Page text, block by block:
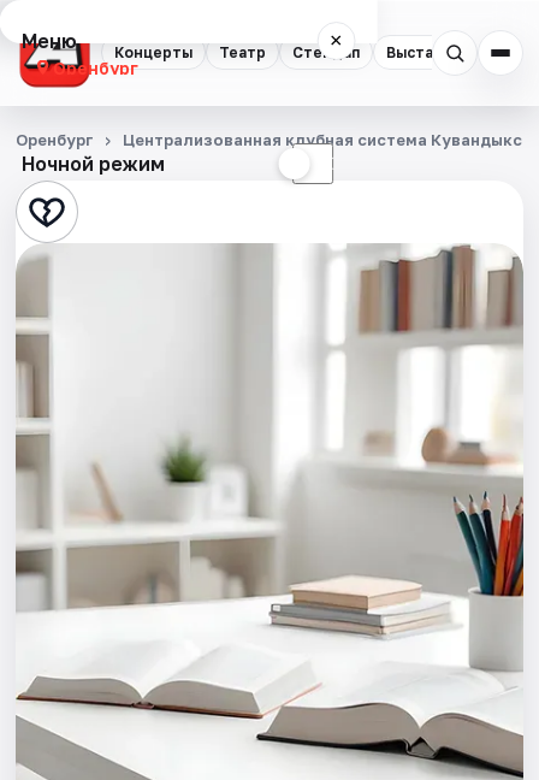
Концерты Театр Стендап Выставки
Меню ×
Оренбург
Концерты
Театр
Стендап
Спорт
События
Города
Артисты
Рейтинги
Ночной режим ☾
Оренбург Централизованная клубная система